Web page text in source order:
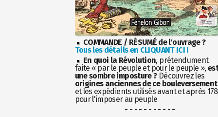
COMMANDE / RÉSUMÉ de l'ouvrage ?
Tous les détails en CLIQUANT ICI !
En quoi la Révolution, prétendument
faite « par le peuple et pour le peuple »,
une sombre imposture ?Découvrez les
origines anciennes de ce bouleversement
et les expédients utilisés avant et après
pour l'imposer au peuple
- - - - - - - - - - -